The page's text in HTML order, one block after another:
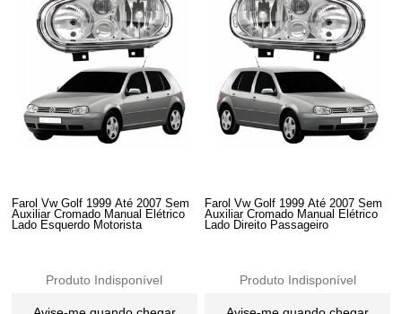
Farol Vw Golf 1999 Até 2007 Sem
Auxiliar Cromado Manual Elétrico
Lado Esquerdo Motorista
Produto Indisponível
Farol Vw Golf 1999 Até 2007 Sem
Auxiliar Cromado Manual Elétrico
Lado Direito Passageiro
Produto Indisponível